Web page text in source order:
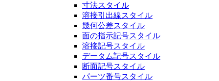
寸法スタイル
溶接引出線スタイル
幾何公差スタイル
面の指示記号スタイル
溶接記号スタイル
データム記号スタイル
断面記号スタイル
パーツ番号スタイル